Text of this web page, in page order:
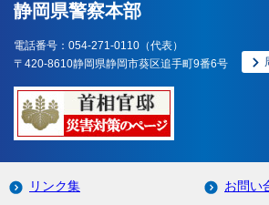
静岡県警察本部
電話番号：054-271-0110（代表）
〒420-8610静岡県静岡市葵区追手町9番6号
リンク集 お問い